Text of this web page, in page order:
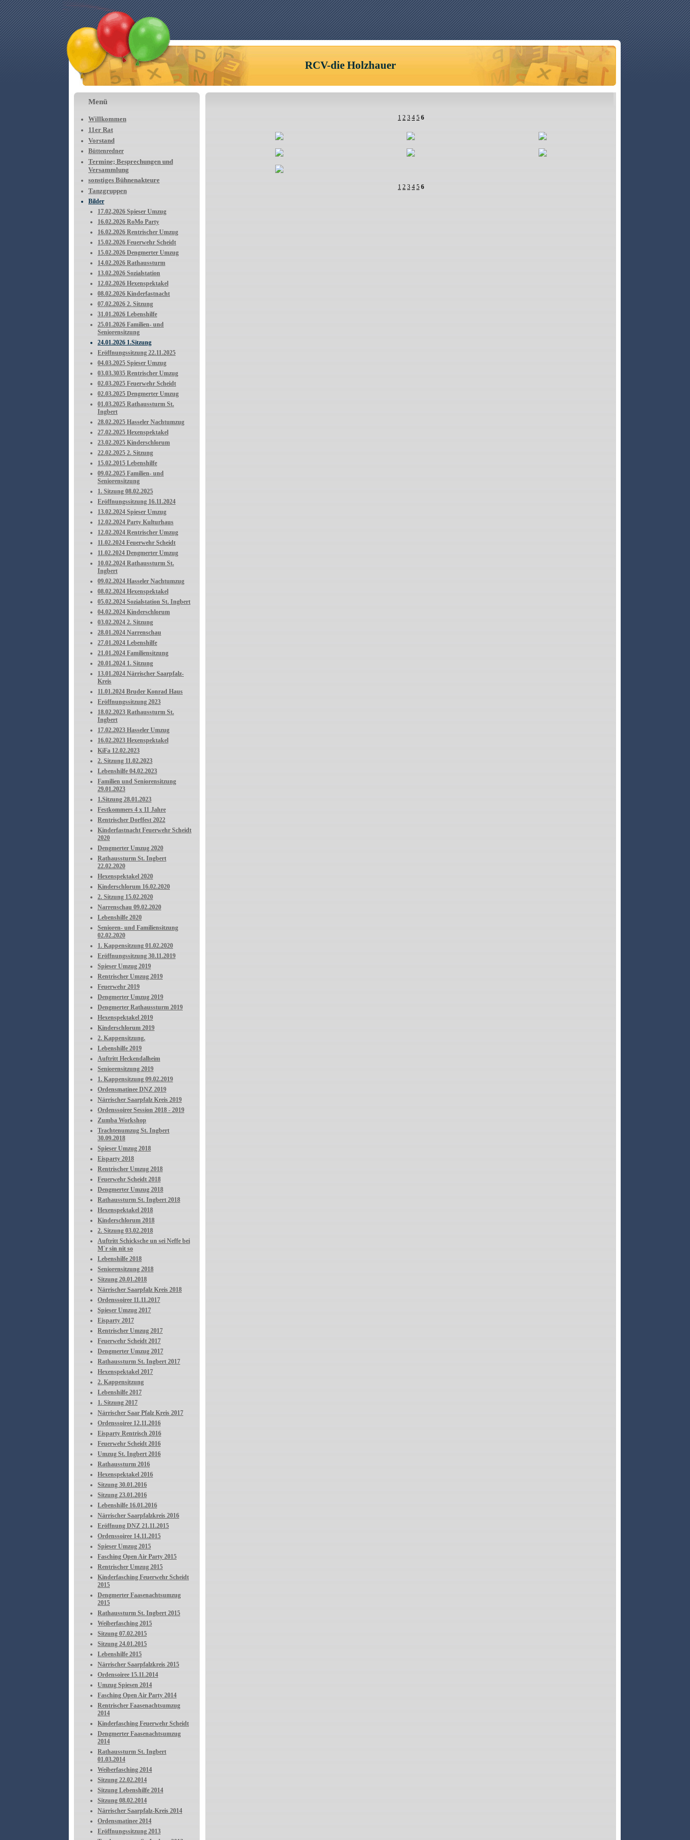
RCV-die Holzhauer
Menü
Willkommen
11er Rat
Vorstand
Büttenredner
Termine; Besprechungen und
Versammlung
sonstiges Bühnenakteure
Tanzgruppen
Bilder
17.02,2026 Spieser Umzug
16.02.2026 RoMo Party
16.02.2026 Rentrischer Umzug
15.02.2026 Feuerwehr Scheidt
15.02.2026 Dengmerter Umzug
14.02.2026 Rathaussturm
13.02.2026 Sozialstation
12.02.2026 Hexenspektakel
08.02.2026 Kinderfastnacht
07.02.2026 2. Sitzung
31.01.2026 Lebenshilfe
25.01.2026 Familien- und
Seniorensitzung
24.01.2026 1.Sitzung
Eröffnungssitzung 22.11.2025
04.03.2025 Spieser Umzug
03.03.3035 Rentrischer Umzug
02.03.2025 Feuerwehr Scheidt
02.03.2025 Dengmerter Umzug
01.03.2025 Rathaussturm St.
Ingbert
28.02.2025 Hasseler Nachtumzug
27.02.2025 Hexenspektakel
23.02.2025 Kinderschlorum
22.02.2025 2. Sitzung
15.02.2015 Lebenshilfe
09.02.2025 Familien- und
Seniorensitzung
1. Sitzung 08.02.2025
Eröffnungssitzung 16.11.2024
13.02.2024 Spieser Umzug
12.02.2024 Party Kulturhaus
12.02.2024 Rentrischer Umzug
11.02.2024 Feuerwehr Scheidt
11.02.2024 Dengmerter Umzug
10.02.2024 Rathaussturm St.
Ingbert
09.02.2024 Hasseler Nachtumzug
08.02.2024 Hexenspektakel
05.02.2024 Sozialstation St. Ingbert
04.02.2024 Kinderschlorum
03.02.2024 2. Sitzung
28.01.2024 Narrenschau
27.01.2024 Lebenshilfe
21.01.2024 Familiensitzung
20.01.2024 1. Sitzung
13.01.2024 Närrischer Saarpfalz-
Kreis
11.01.2024 Bruder Konrad Haus
Eröffnungssitzung 2023
18.02.2023 Rathaussturm St.
Ingbert
17.02.2023 Hasseler Umzug
16.02.2023 Hexenspektakel
KiFa 12.02.2023
2. Sitzung 11.02.2023
Lebenshilfe 04.02.2023
Familien und Seniorensitzung
29.01.2023
1.Sitzung 28.01.2023
Festkommers 4 x 11 Jahre
Rentrischer Dorffest 2022
Kinderfastnacht Feuerwehr Scheidt
2020
Dengmerter Umzug 2020
Rathaussturm St. Ingbert
22.02.2020
Hexenspektakel 2020
Kinderschlorum 16.02.2020
2. Sitzung 15.02.2020
Narrenschau 09.02.2020
Lebenshilfe 2020
Senioren- und Familiensitzung
02.02.2020
1. Kappensitzung 01.02.2020
Eröffnungssitzung 30.11.2019
Spieser Umzug 2019
Rentrischer Umzug 2019
Feuerwehr 2019
Dengmerter Umzug 2019
Dengmerter Rathaussturm 2019
Hexenspektakel 2019
Kinderschlorum 2019
2. Kappensitzung.
Lebenshilfe 2019
Auftritt Heckendalheim
Seniorensitzung 2019
1. Kappensitzung 09.02.2019
Ordensmatinee DNZ 2019
Närrischer Saarpfalz Kreis 2019
Ordenssoiree Session 2018 - 2019
Zumba Workshop
Trachtenumzug St. Ingbert
30.09.2018
Spieser Umzug 2018
Eisparty 2018
Rentrischer Umzug 2018
Feuerwehr Scheidt 2018
Dengmerter Umzug 2018
Rathaussturm St. Ingbert 2018
Hexenspektakel 2018
Kinderschlorum 2018
2. Sitzung 03.02.2018
Auftritt Schicksche un sei Neffe bei
M´r sin nit so
Lebenshilfe 2018
Seniorensitzung 2018
Sitzung 20.01.2018
Närrischer Saarpfalz Kreis 2018
Ordenssoiree 11.11.2017
Spieser Umzug 2017
Eisparty 2017
Rentrischer Umzug 2017
Feuerwehr Scheidt 2017
Dengmerter Umzug 2017
Rathaussturm St. Ingbert 2017
Hexenspektakel 2017
2. Kappensitzung
Lebenshilfe 2017
1. Sitzung 2017
Närrischer Saar Pfalz Kreis 2017
Ordenssoiree 12.11.2016
Eisparty Rentrisch 2016
Feuerwehr Scheidt 2016
Umzug St. Ingbert 2016
Rathaussturm 2016
Hexenspektakel 2016
Sitzung 30.01.2016
Sitzung 23.01.2016
Lebenshilfe 16.01.2016
Närrischer Saarpfalzkreis 2016
Eröffnung DNZ 21.11.2015
Ordenssoiree 14.11.2015
Spieser Umzug 2015
Fasching Open Air Party 2015
Rentrischer Umzug 2015
Kinderfasching Feuerwehr Scheidt
2015
Dengmerter Faasenachtsumzug
2015
Rathaussturm St. Ingbert 2015
Weiberfasching 2015
Sitzung 07.02.2015
Sitzung 24.01.2015
Lebenshilfe 2015
Närrischer Saarpfalzkreis 2015
Ordensoiree 15.11.2014
Umzug Spiesen 2014
Fasching Open Air Party 2014
Rentrischer Faasenachtsumzug
2014
Kinderfasching Feuerwehr Scheidt
Dengmerter Faasenachtsumzug
2014
Rathaussturm St. Ingbert
01.03.2014
Weiberfasching 2014
Sitzung 22.02.2014
Sitzung Lebenshilfe 2014
Sitzung 08.02.2014
Närrischer Saarpfalz-Kreis 2014
Ordensmatinee 2014
Eröffnungssitzung 2013
1 2 3 4 5 6
1 2 3 4 5 6